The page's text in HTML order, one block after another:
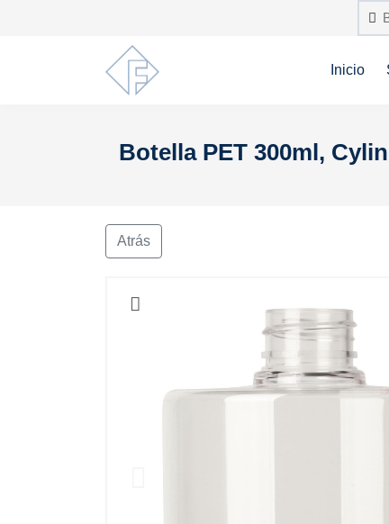
Inicio
Botella PET 300ml,
Atrás